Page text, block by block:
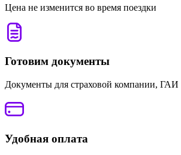
Цена не изменится во время поездки
Готовим документы
Документы для страховой компании, ГАИ
Удобная оплата